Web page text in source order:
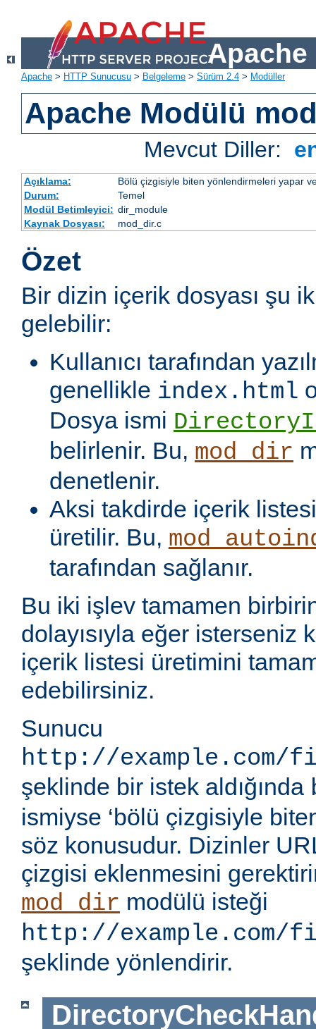
Apache
Apache > HTTP Sunucusu > Belgeleme > Sürüm 2.4 > Modüller
Apache Modülü
Mevcut Diller:
Açıklama:
Bölü çizgisiyle biten yönlendirmeleri yapar
Durum:
Temel
Modül Betimleyici: dir_module
Kaynak Dosyası:
mod_dir.c
Özet
Bir dizin içerik dosyası şu
gelebilir:
Kullanıcı tarafından
genellikle index.html
Dosya ismi
belirlenir. Bu, mod_dir
denetlenir.
Aksi takdirde içerik
üretilir. Bu,
tarafından sağlanır.
Bu iki işlev tamamen
dolayısıyla eğer isterseniz
içerik listesi üretimini
edebilirsiniz.
Sunucu
http://
şeklinde bir istek aldığında
ismiyse ‘bölü çizgisiyle
söz konusudur. Dizinler
çizgisi eklenmesini
mod_dir modülü isteği
http://
şeklinde yönlendirir.